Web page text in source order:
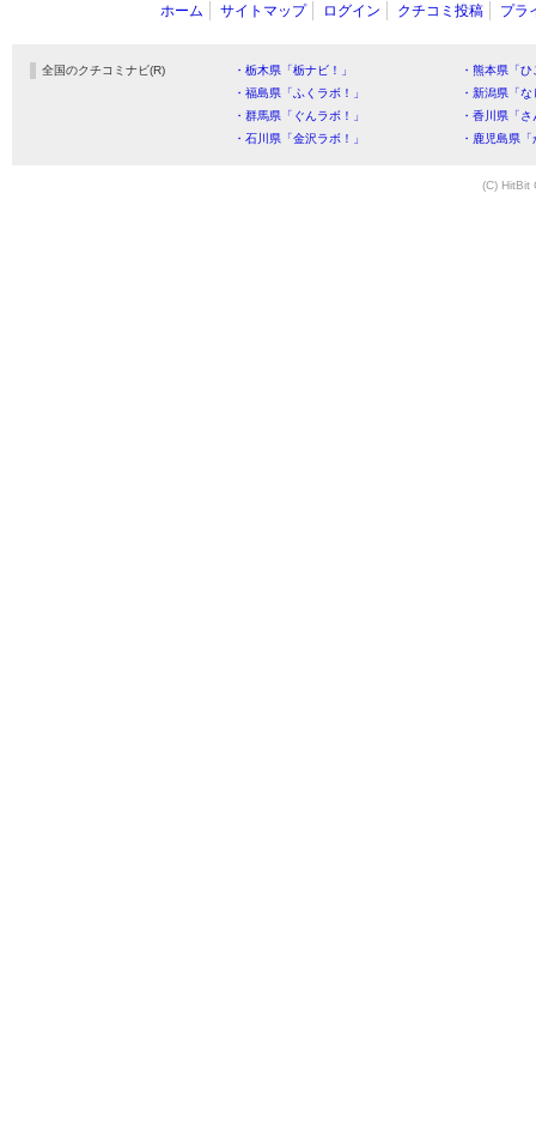
ホーム サイトマップ ログイン クチコミ投稿 プラ
全国のクチコミナビ(R) ・栃木県「栃ナビ！」
・熊本県「
・福島県「ふくラボ！」
・新潟県「
・群馬県「ぐんラボ！」
・香川県「
・石川県「金沢ラボ！」
・鹿児島県
(C) HitBit